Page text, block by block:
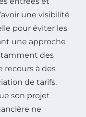
une visibilité
pour éviter les
une approche
des
recours à des
de tarifs,
son projet
ne